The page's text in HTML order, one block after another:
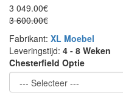
3 049.00€
3 600.00€
Fabrikant: XL Moebel
Leveringstijd: 4 - 8 Weken
Chesterfield Optie